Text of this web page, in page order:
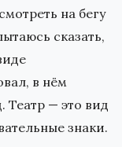
на бегу
сказать,
в нём
Театр — это вид
знаки.